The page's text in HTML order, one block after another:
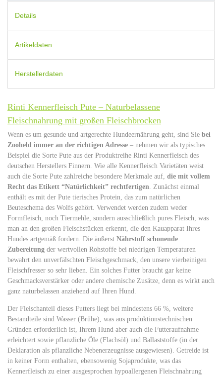
Details
Artikeldaten
Herstellerdaten
Rinti Kennerfleisch Pute – Naturbelassene
Fleischnahrung mit großen Fleischbrocken
Wenn es um gesunde und artgerechte Hundeernährung geht, sind Sie bei
Zooheld immer an der richtigen Adresse – nehmen wir als typisches
Beispiel die Sorte Pute aus der Produktreihe Rinti Kennerfleisch des
deutschen Herstellers Finnern. Wie alle Kennerfleisch Varietäten weist
auch die Sorte Pute zahlreiche besondere Merkmale auf, die mit vollem
Recht das Etikett “Natürlichkeit” rechtfertigen. Zunächst einmal
enthält es mit der Pute tierisches Protein, das zum natürlichen
Beuteschema des Wolfs gehört. Verwendet werden zudem weder
Formfleisch, noch Tiermehle, sondern ausschließlich pures Fleisch, was
man an den großen Fleischstücken erkennt, die den Kauapparat Ihres
Hundes artgemäß fordern. Die äußerst Nährstoff schonende
Zubereitung der wertvollen Rohstoffe bei niedrigen Temperaturen
bewahrt den unverfälschten Fleischgeschmack, den unsere vierbeinigen
Fleischfresser so sehr lieben. Ein solches Futter braucht gar keine
Geschmacksverstärker oder andere chemische Zusätze, denn es wirkt auch
ganz naturbelassen anziehend auf Ihren Hund.
Der Fleischanteil dieses Futters liegt bei mindestens 66 %, weitere
Bestandteile sind Wasser (Brühe), was aus produktionstechnischen
Gründen erforderlich ist, Ihrem Hund aber auch die Futteraufnahme
erleichtert sowie pflanzliche Öle (Flachsöl) und Ballaststoffe (in der
Deklaration als pflanzliche Nebenerzeugnisse ausgewiesen). Getreide ist
in keiner Form enthalten, ebensowenig Sojaprodukte, was das
Kennerfleisch zu einer ausgesprochen hypoallergenen Fleischnahrung